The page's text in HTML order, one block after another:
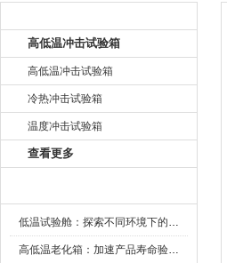
高低温冲击试验箱
高低温冲击试验箱
冷热冲击试验箱
温度冲击试验箱
查看更多
低温试验舱：探索不同环境下的科技边界
高低温老化箱：加速产品寿命验证的可靠伙伴